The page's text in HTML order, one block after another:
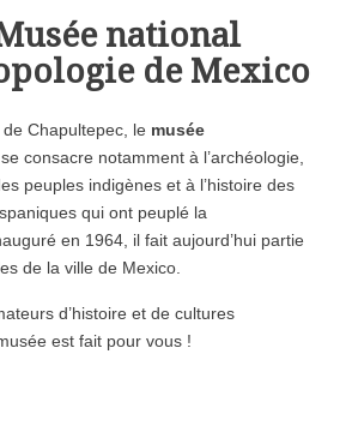
national
de Mexico
Chapultepec, le musée
consacre notamment à l’archéologie,
peuples indigènes et à l’histoire des
qui ont peuplé la
en 1964, il fait aujourd’hui partie
de la ville de Mexico.
d’histoire et de cultures
est fait pour vous !